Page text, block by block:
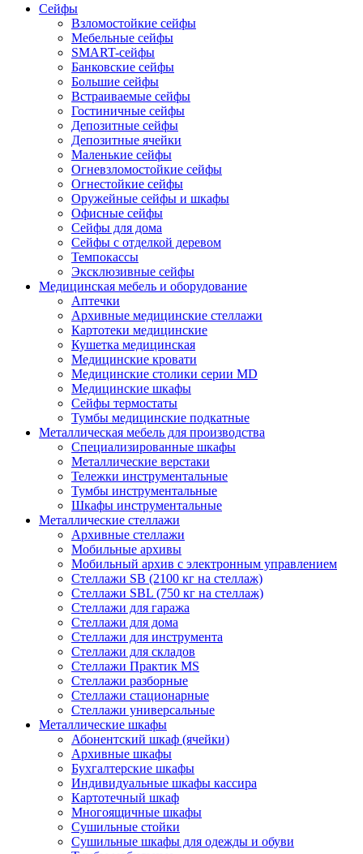
Сейфы
Взломостойкие сейфы
Мебельные сейфы
SMART-сейфы
Банковские сейфы
Большие сейфы
Встраиваемые сейфы
Гостиничные сейфы
Депозитные сейфы
Депозитные ячейки
Маленькие сейфы
Огневзломостойкие сейфы
Огнестойкие сейфы
Оружейные сейфы и шкафы
Офисные сейфы
Сейфы для дома
Сейфы с отделкой деревом
Темпокассы
Эксклюзивные сейфы
Медицинская мебель и оборудование
Аптечки
Архивные медицинские стеллажи
Картотеки медицинские
Кушетка медицинская
Медицинские кровати
Медицинские столики серии MD
Медицинские шкафы
Сейфы термостаты
Тумбы медицинские подкатные
Металлическая мебель для производства
Cпециализированные шкафы
Металлические верстаки
Тележки инструментальные
Тумбы инструментальные
Шкафы инструментальные
Металлические стеллажи
Архивные стеллажи
Мобильные архивы
Мобильный архив с электронным управлением
Стеллажи SB (2100 кг на стеллаж)
Стеллажи SBL (750 кг на стеллаж)
Стеллажи для гаража
Стеллажи для дома
Стеллажи для инструмента
Стеллажи для складов
Стеллажи Практик MS
Стеллажи разборные
Стеллажи стационарные
Стеллажи универсальные
Металлические шкафы
Абонентский шкаф (ячейки)
Архивные шкафы
Бухгалтерские шкафы
Индивидуальные шкафы кассира
Картотечный шкаф
Многоящичные шкафы
Сушильные стойки
Сушильные шкафы для одежды и обуви